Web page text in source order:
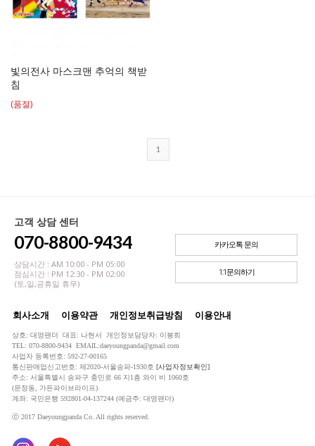
빛의전사 마스크맨 추억의 책받
침
(품절)
1
고객 상담 센터
070-8800-9434
상담시간 : AM 10:00 - PM 05:00
점심시간 : PM 12:30 - PM 02:00
(토,일,공휴일 휴무)
카카오톡 문의
1:1문의하기
회사소개 이용약관 개인정보취급방침 이용안내
상호: 대영팬더 대표: 나현서 개인정보담당자: 이봉희
TEL: 070-8800-9434 EMAIL:daeyoungpanda@gmail.com
사업자 등록번호: 592-27-00165
통신판매업신고번호: 제2020-서울송파-1930호 [사업자정보확인]
주소: 서울특별시 송파구 충민로 66 지1층 와이 비 1060호
(문정동, 가든파이브라이프)
계좌: 국민은행 592801-04-137244 (예금주: 대영팬더)
ⓒ 2017 Daeyoungpanda Co. All rights reserved.